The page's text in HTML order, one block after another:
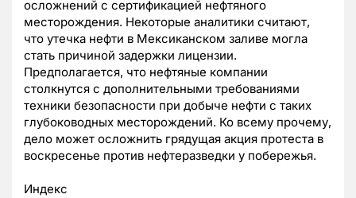
осложнений с сертификацией нефтяного
месторождения. Некоторые аналитики считают,
что утечка нефти в Мексиканском заливе могла
стать причиной задержки лицензии.
Предполагается, что нефтяные компании
столкнутся с дополнительными требованиями
техники безопасности при добыче нефти с таких
глубоководных месторождений. Ко всему прочему,
дело может осложнить грядущая акция протеста в
воскресенье против нефтеразведки у побережья.
Индекс